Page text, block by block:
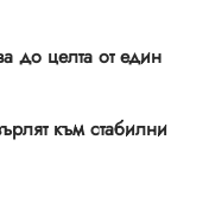
до целта от един
към стабилни